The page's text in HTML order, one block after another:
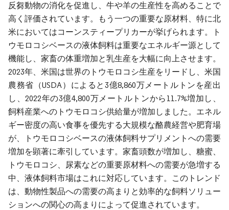
反芻動物の消化を促進し、牛や羊の生産性を高めることで
高く評価されています。もう一つの重要な原材料、特に北
米においてはコーンスティープリカーが挙げられます。ト
ウモロコシベースの液体飼料は重要なエネルギー源として
機能し、家畜の体重増加と乳生産を大幅に向上させます。
2023年、米国は世界のトウモロコシ生産をリードし、米国
農務省（USDA）によると3億8,860万メートルトンを産出
し、2022年の3億4,800万メートルトンから11.7%増加し、
飼料産業へのトウモロコシ供給量が増加しました。エネル
ギー密度の高い食事を優先する大規模な酪農経営や肥育場
が、トウモロコシベースの液体飼料サプリメントへの需要
増加を顕著に牽引しています。家畜頭数が増加し、糖蜜、
トウモロコシ、尿素などの重要原材料への需要が急増する
中、液体飼料市場はこれに対応しています。このトレンド
は、動物性製品への需要の高まりと効率的な飼料ソリュー
ションへの関心の高まりによって促進されています。